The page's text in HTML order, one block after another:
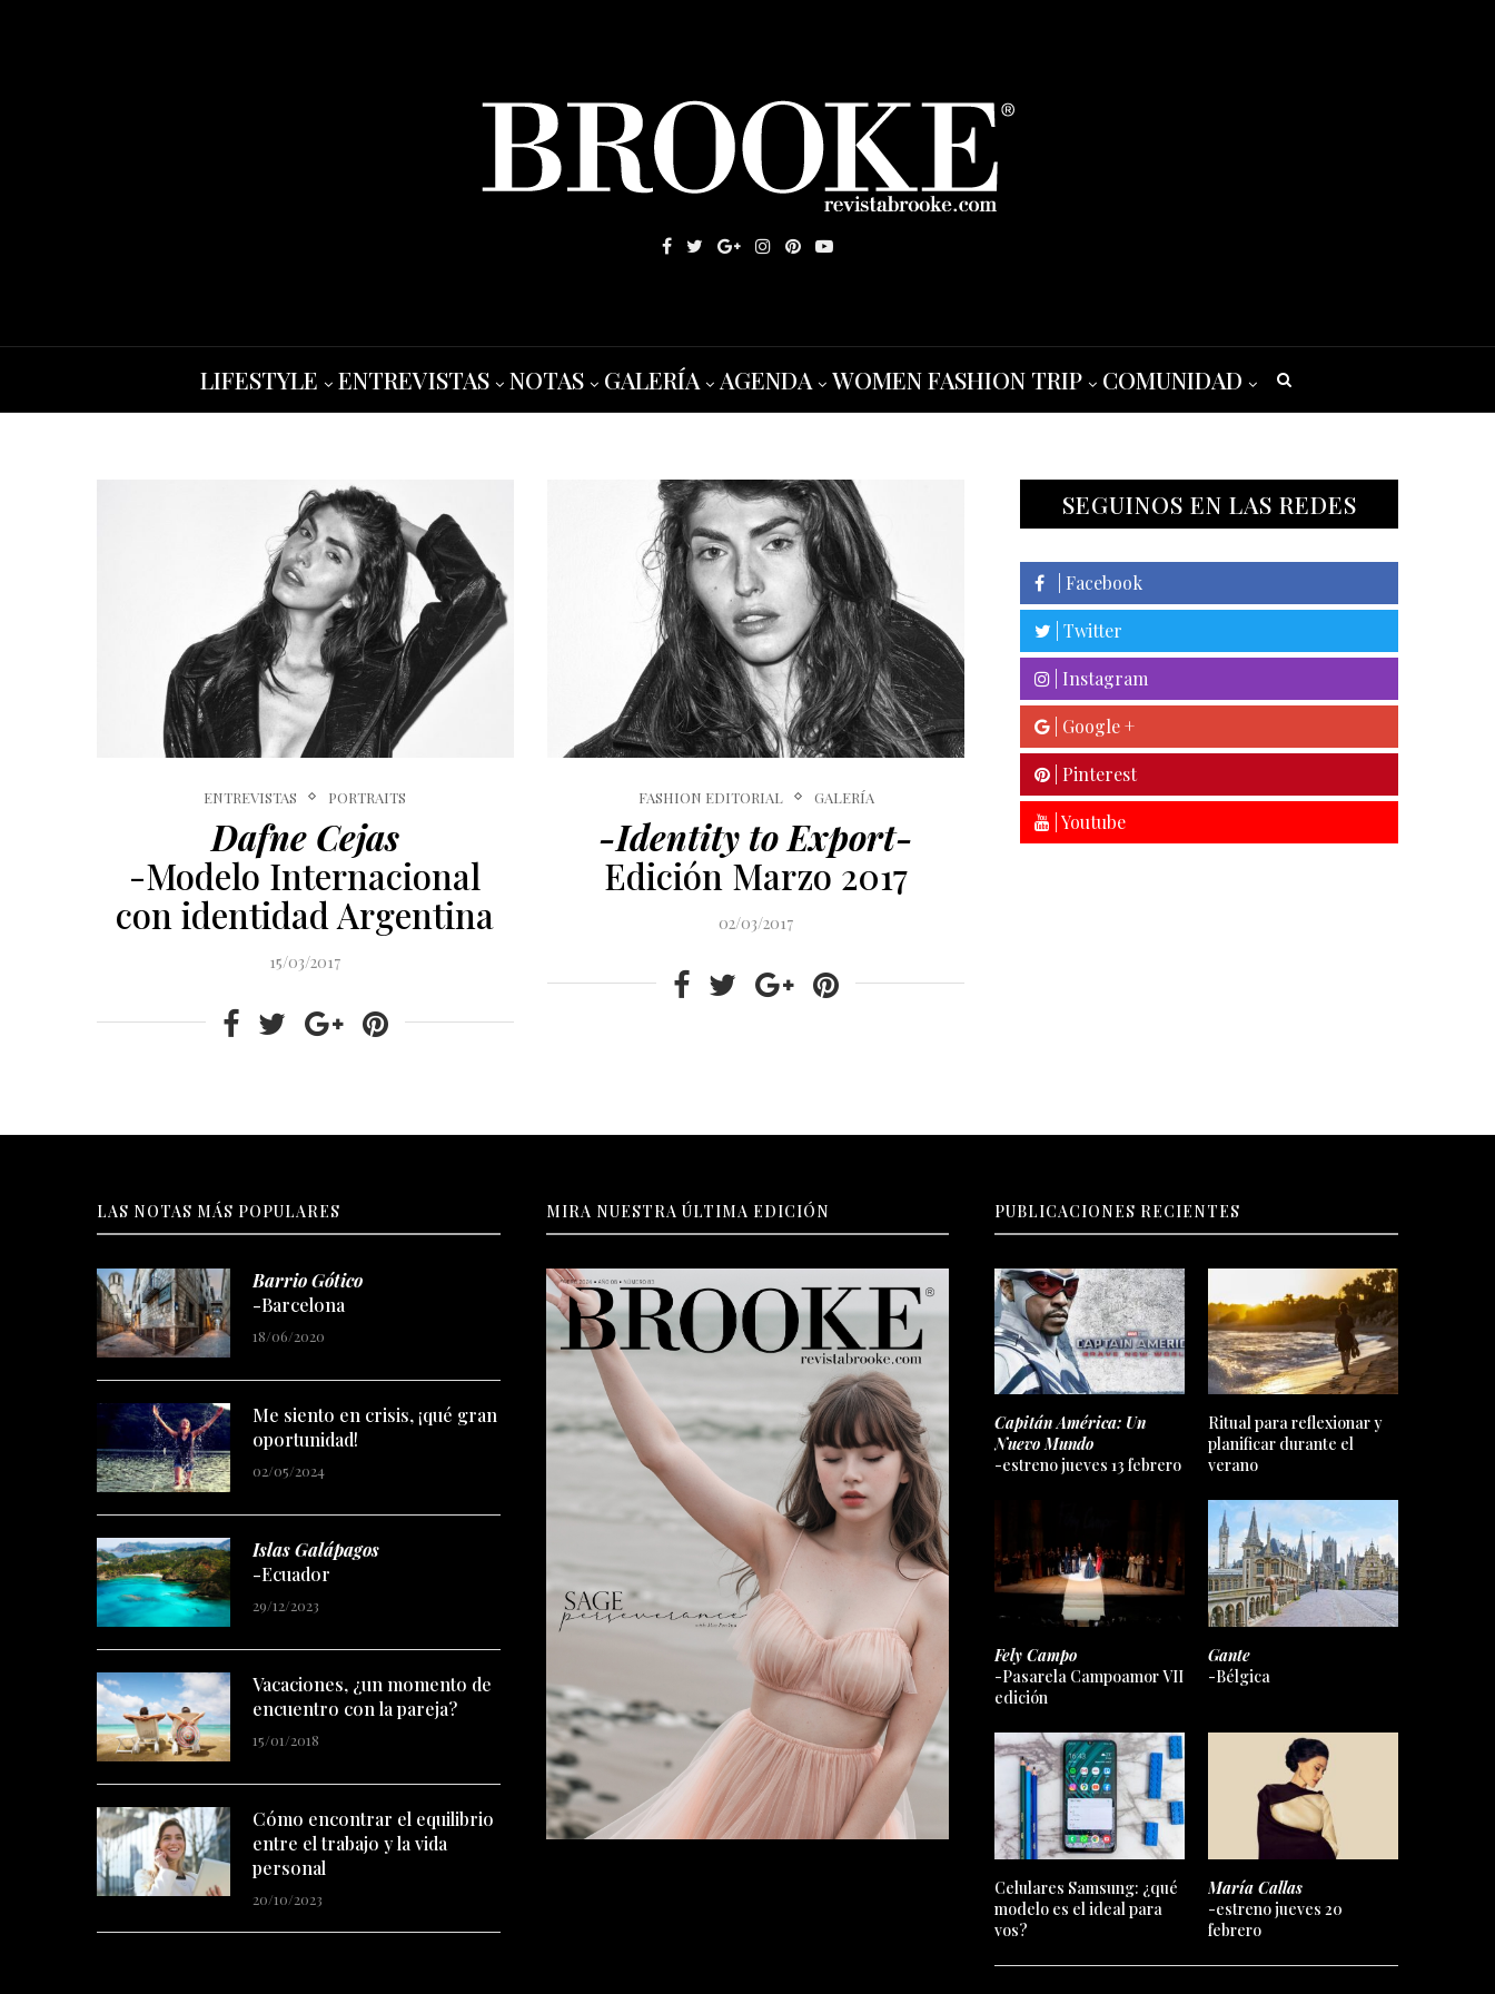
LIFESTYLE ENTREVISTAS NOTAS GALERÍA AGENDA WOMEN FASHION TRIP COMUNIDAD
ENTREVISTAS PORTRAITS
Dafne Cejas
-Modelo Internacional
con identidad Argentina
15/03/2017
FASHION EDITORIAL GALERÍA
-Identity to Export-
Edición Marzo 2017
02/03/2017
SEGUINOS EN LAS REDES
| Facebook
| Twitter
| Instagram
| Google +
| Pinterest
| Youtube
LAS NOTAS MÁS POPULARES
Barrio Gótico
-Barcelona
18/06/2020
Me siento en crisis, ¡qué gran
oportunidad!
02/05/2024
Islas Galápagos
-Ecuador
29/12/2023
Vacaciones, ¿un momento de
encuentro con la pareja?
15/01/2018
Cómo encontrar el equilibrio
entre el trabajo y la vida
personal
20/10/2023
MIRA NUESTRA ÚLTIMA EDICIÓN PUBLICACIONES RECIENTES
Capitán América: Un
Nuevo Mundo
-estreno jueves 13 febrero
Ritual para reflexionar y
planificar durante el
verano
Fely Campo
-Pasarela Campoamor VII
edición
Gante
-Bélgica
Celulares Samsung: ¿qué
modelo es el ideal para
vos?
María Callas
-estreno jueves 20
febrero